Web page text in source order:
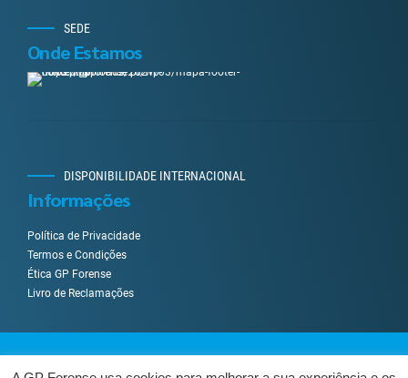
SEDE
Onde Estamos
DISPONIBILIDADE INTERNACIONAL
Informações
Política de Privacidade
Termos e Condições
Ética GP Forense
Livro de Reclamações